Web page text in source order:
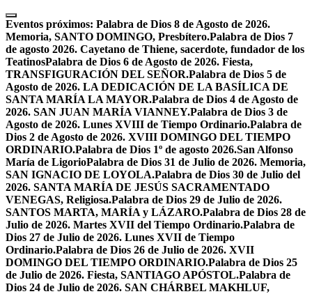
Skip
to
content
Eventos próximos: Palabra de Dios 8 de Agosto de 2026.
Memoria, SANTO DOMINGO, Presbítero.Palabra de Dios 7
de agosto 2026. Cayetano de Thiene, sacerdote, fundador de los
TeatinosPalabra de Dios 6 de Agosto de 2026. Fiesta,
TRANSFIGURACIÓN DEL SEÑOR.Palabra de Dios 5 de
Agosto de 2026. LA DEDICACIÓN DE LA BASÍLICA DE
SANTA MARÍA LA MAYOR.Palabra de Dios 4 de Agosto de
2026. SAN JUAN MARÍA VIANNEY.Palabra de Dios 3 de
Agosto de 2026. Lunes XVIII de Tiempo Ordinario.Palabra de
Dios 2 de Agosto de 2026. XVIII DOMINGO DEL TIEMPO
ORDINARIO.Palabra de Dios 1º de agosto 2026.San Alfonso
María de LigorioPalabra de Dios 31 de Julio de 2026. Memoria,
SAN IGNACIO DE LOYOLA.Palabra de Dios 30 de Julio del
2026. SANTA MARÍA DE JESÚS SACRAMENTADO
VENEGAS, Religiosa.Palabra de Dios 29 de Julio de 2026.
SANTOS MARTA, MARÍA y LÁZARO.Palabra de Dios 28 de
Julio de 2026. Martes XVII del Tiempo Ordinario.Palabra de
Dios 27 de Julio de 2026. Lunes XVII de Tiempo
Ordinario.Palabra de Dios 26 de Julio de 2026. XVII
DOMINGO DEL TIEMPO ORDINARIO.Palabra de Dios 25
de Julio de 2026. Fiesta, SANTIAGO APÓSTOL.Palabra de
Dios 24 de Julio de 2026. SAN CHÁRBEL MAKHLUF,